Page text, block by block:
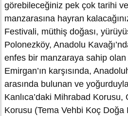
görebileceğiniz pek çok tarihi
manzarasına hayran
Festivali, müthiş doğası,
Polonezköy, Anadolu
enfes bir manzaraya sahip
Emirgan’ın karşısında,
arasında bulunan ve
Kanlıca’daki Mihrabad Korusu,
Korusu (Tema Vehbi Koç